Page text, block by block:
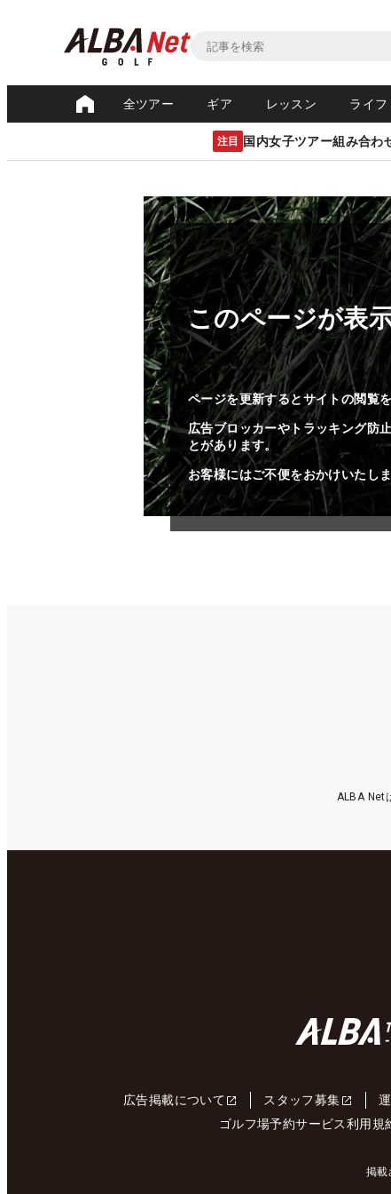
全ツアー ギア レッスン ライフ
注目 国内女子ツアー組み合わ
このページが表
ページを更新するとサイトの閲覧
広告ブロッカーやトラッキング防
とがあります。
お客様にはご不便をおかけいたし
ALBA Net
広告掲載について スタッフ募集
ゴルフ場予約サービス利用規
掲載